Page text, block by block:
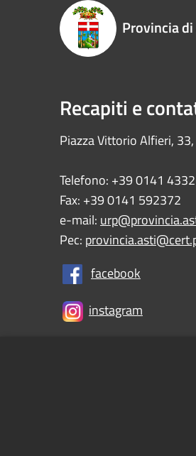
Provincia
Recapiti e
Piazza Vittorio Alfieri,
Telefono: +39 0141
Fax: +39 0141 592372
e-mail:
Pec:
facebook
instagram